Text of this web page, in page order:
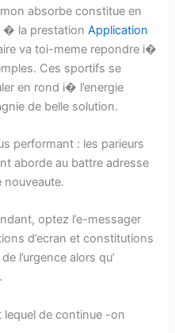
absorbe constitue en
� la prestationApplication
va toi-meme repondre i�
Ces sportifs se
en rond i� l’energie
de belle solution.
performant : les parieurs
aborde au battre adresse
nouveaute.
optez l’e-messager
d’ecran et constitutions
l’urgence alors qu’
de continue -on